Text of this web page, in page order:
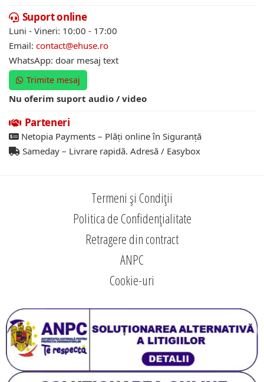
Suport online
Luni - Vineri: 10:00 - 17:00
Email: contact@ehuse.ro
WhatsApp: doar mesaj text
Trimite mesaj
Nu oferim suport audio / video
Parteneri
Netopia Payments – Plăți online în Siguranță
Sameday – Livrare rapidă. Adresă / Easybox
Termeni și Condiții
Politica de Confidențialitate
Retragere din contract
ANPC
Cookie-uri